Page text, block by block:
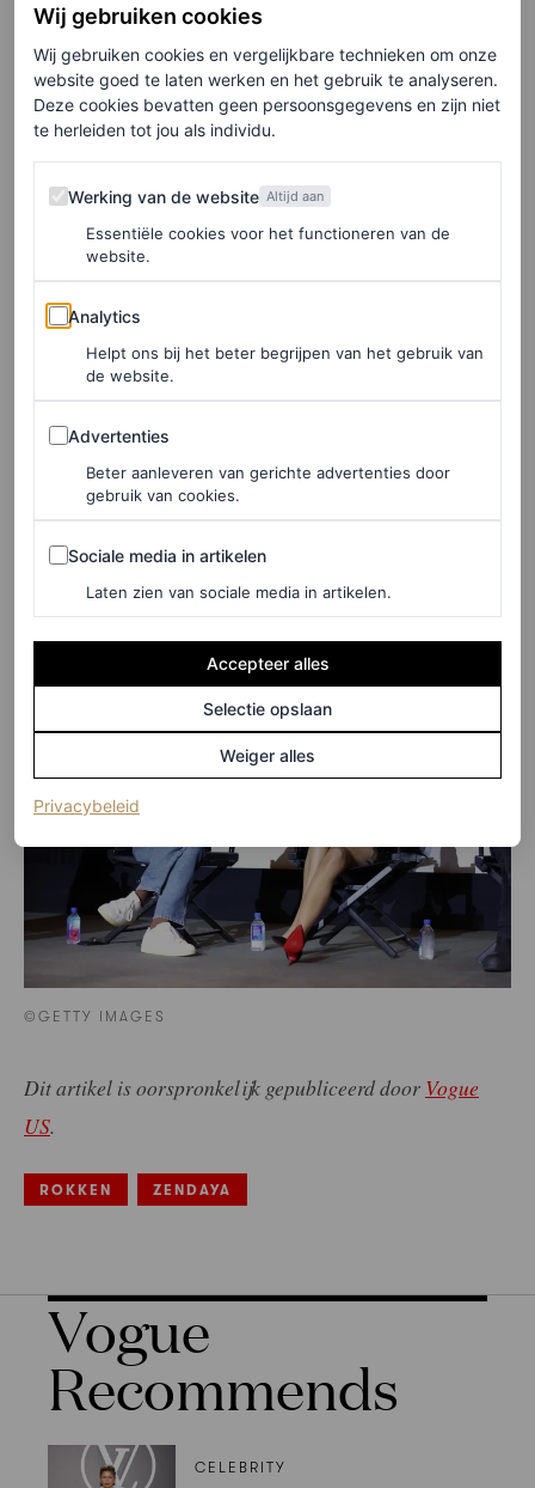
vermoedelijk ontworpen door Jessica McCormack, een
Londense juwelier. (Een chique keuze, al zeggen we het
zelf.)
LEES OOK
Zendaya’s Louis Vuitton-tas is de favoriet
van elke vintageverzamelaar
EMILY CHAN
Hoewel Zendaya en Holland zelf hun verloving nog niet
hebben bevestigd, is de aanwezigheid van de nieuwe ring
bewijs genoeg voor ons om het gelukkige koppel te
feliciteren. Het is officieel haar nieuwe beste rode loper-
accessoire – hoewel ze óók bonuspunten krijgt voor het
feit dat ze een tutu op een heel nonchalante manier kan
©GETTY IMAGES
Dit artikel is oorspronkelijk gepubliceerd door Vogue
US.
ROKKEN ZENDAYA
Vogue
Recommends
CELEBRITY
Wij gebruiken cookies
Wij gebruiken cookies en vergelijkbare technieken om onze
website goed te laten werken en het gebruik te analyseren.
Deze cookies bevatten geen persoonsgegevens en zijn niet
te herleiden tot jou als individu.
Werking van de website
Werking van de website Altijd aan
Essentiële cookies voor het functioneren van de
website.
Analytics
Analytics
Helpt ons bij het beter begrijpen van het gebruik van
de website.
Advertenties
Advertenties
Beter aanleveren van gerichte advertenties door
gebruik van cookies.
Sociale media in artikelen
Sociale media in artikelen
Laten zien van sociale media in artikelen.
Accepteer alles
Selectie opslaan
Weiger alles
Privacybeleid